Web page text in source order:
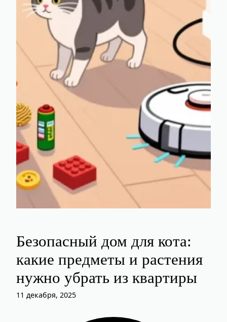
Безопасный дом для кота:
какие предметы и растения
нужно убрать из квартиры
11 декабря, 2025